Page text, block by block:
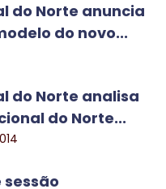
do Norte anuncia
do novo...
do Norte analisa
do Norte...